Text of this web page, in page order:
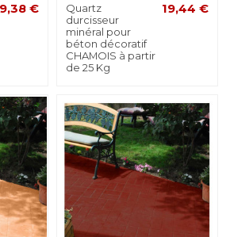
€
Quartz
durcisseur
minéral pour
béton décoratif
CHAMOIS à partir
de 25 Kg
19,44 €